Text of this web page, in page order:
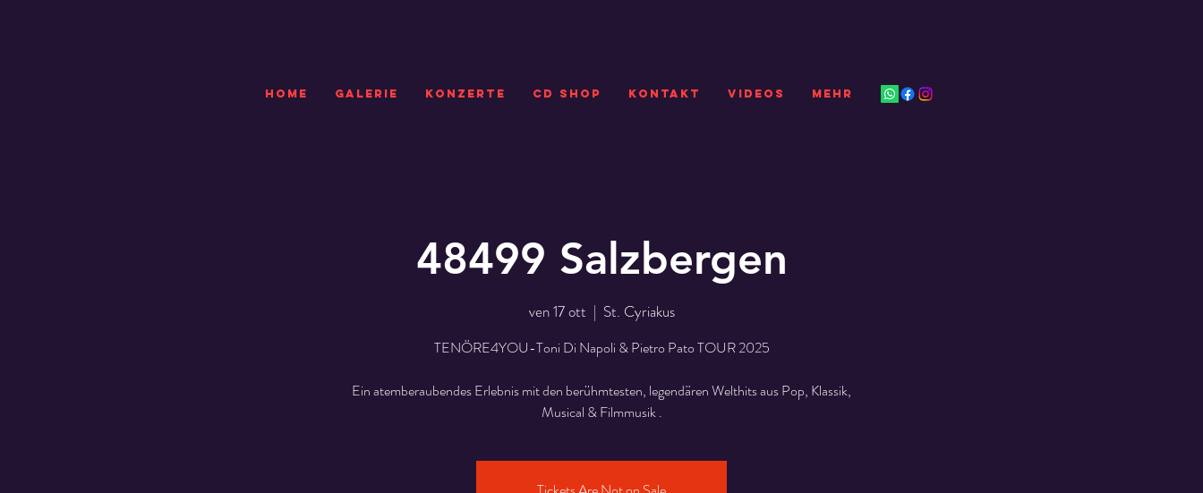
HOME GALERIE KONZERTE CD SHOP Kontakt VIDEOS Mehr
48499 Salzbergen
ven 17 ott
  |
St. Cyriakus
TENÖRE4YOU-Toni Di Napoli & Pietro Pato TOUR 2025
Ein atemberaubendes Erlebnis mit den berühmtesten, legendären Welthits aus Pop, Klassik,
Musical & Filmmusik .